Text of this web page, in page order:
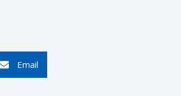
Email